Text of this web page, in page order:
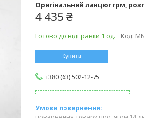
Оригінальний ланцюг грм,
4 435 ₴
Готово до відправки 1 од. Код:
Купити
+380 (63) 502-12-75